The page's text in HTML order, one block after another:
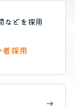
などを採用
採用